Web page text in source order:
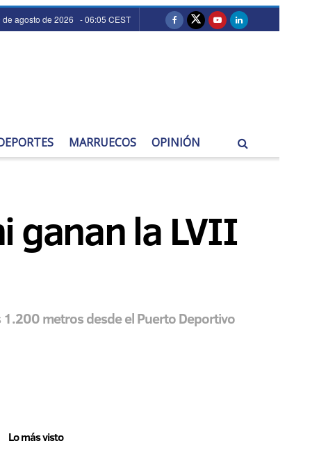
de agosto de 2026 - 06:05 CEST
MARRUECOS OPINIÓN
ganan la LVII
metros desde el Puerto Deportivo
Lo más visto